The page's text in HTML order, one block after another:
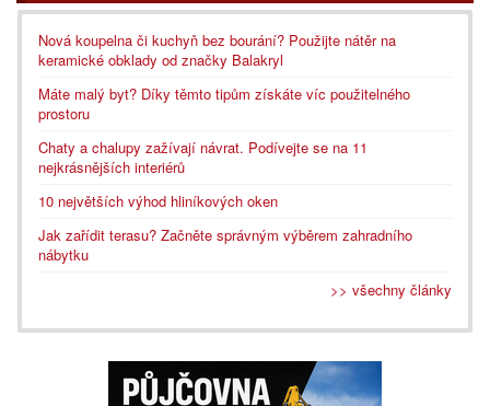
Nová koupelna či kuchyň bez bourání? Použijte nátěr na
keramické obklady od značky Balakryl
Máte malý byt? Díky těmto tipům získáte víc použitelného
prostoru
Chaty a chalupy zažívají návrat. Podívejte se na 11
nejkrásnějších interiérů
10 největších výhod hliníkových oken
Jak zařídit terasu? Začněte správným výběrem zahradního
nábytku
>> všechny články